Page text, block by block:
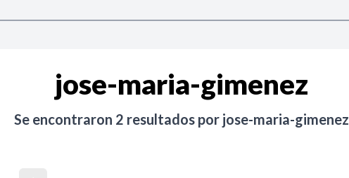
jose-maria-gimenez
Se encontraron 2 resultados por jose-maria-gimenez